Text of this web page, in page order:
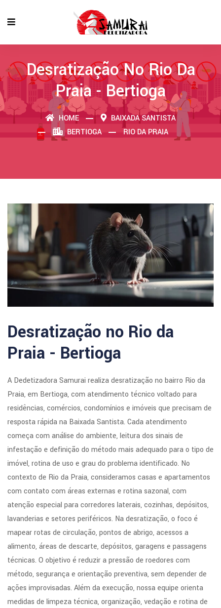
Desratização No Rio Da
Praia - Bertioga
HOME
BAIXADA SANTISTA
BERTIOGA
RIO DA PRAIA
Desratização no Rio da
Praia - Bertioga
A Dedetizadora Samurai realiza desratização no bairro Rio da
Praia, em Bertioga, com atendimento técnico voltado para
residências, comércios, condomínios e imóveis que precisam de
resposta rápida na Baixada Santista. Cada atendimento
começa com análise do ambiente, leitura dos sinais de
infestação e definição do método mais adequado para o tipo de
imóvel, rotina de uso e grau do problema identificado. No
contexto de Rio da Praia, consideramos casas e apartamentos
com contato com áreas externas e rotina sazonal, com
atenção especial para corredores laterais, cozinhas, depósitos,
lavanderias e setores periféricos. Na desratização, o foco é
mapear rotas de circulação, pontos de abrigo, acessos a
alimento, áreas de descarte, depósitos, garagens e passagens
técnicas. O objetivo é reduzir a pressão de roedores com
método, segurança e orientação preventiva, sem depender de
ações improvisadas. Além da execução, nossa equipe orienta
medidas de limpeza técnica, organização, vedação e rotina de